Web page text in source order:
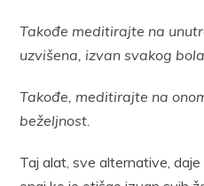
Takođe meditirajte na
uzvišena, izvan svakog
Takođe, meditirajte na
beželjnost.
Taj alat, sve alternative,